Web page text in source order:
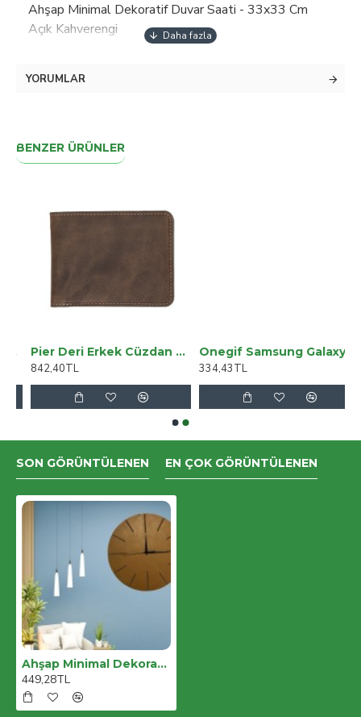
Ahşap Minimal Dekoratif Duvar Saati - 33x33 Cm
Açık Kahverengi
YORUMLAR
BENZER ÜRÜNLER
Pier Deri Erkek Cüzdan G2 Kahve
842,40TL
Onegif Samsung Galaxy A05 Bright Simli Kapak - Siyah
334,43TL
SON GÖRÜNTÜLENEN EN ÇOK GÖRÜNTÜLENEN
Ahşap Minimal Dekoratif Duvar Saati - 33x33 Cm Açık Kahverengi
449,28TL